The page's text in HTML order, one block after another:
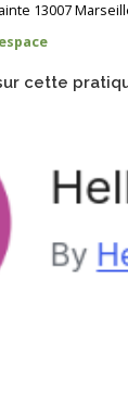
13007
cette